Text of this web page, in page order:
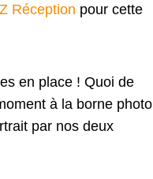
Réception pour cette
en place ! Quoi de
à la borne photo
par nos deux